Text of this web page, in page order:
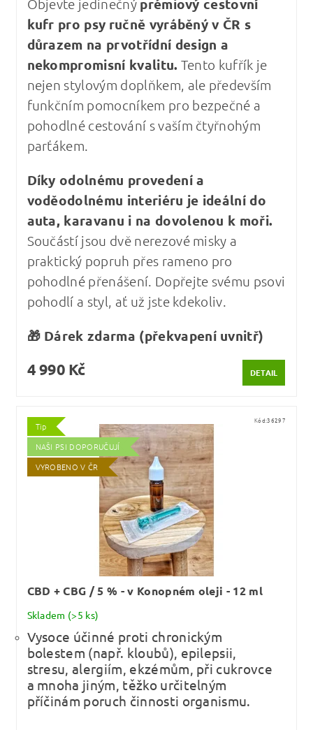
prémiový cestovní
kufr pro psy ručně vyráběný v ČR s
důrazem na prvotřídní design a
nekompromisní kvalitu. Tento kufřík je
nejen stylovým doplňkem, ale především
funkčním pomocníkem pro bezpečné a
pohodlné cestování s vaším čtyřnohým
parťákem.
Díky odolnému provedení a
voděodolnému interiéru je ideální do
auta, karavanu i na dovolenou k moři.
Součástí jsou dvě nerezové misky a
praktický popruh přes rameno pro
pohodlné přenášení. Dopřejte svému psovi
pohodlí a styl, ať už jste kdekoliv.
🎁 Dárek zdarma (překvapení uvnitř)
4 990 Kč DETAIL
Tip
NAŠI PSI DOPORUČUJÍ
VYROBENO V ČR
Kód:36297
CBD + CBG / 5 % - v Konopném oleji - 12 ml
Skladem (>5 ks)
Vysoce účinné proti chronickým
bolestem (např. kloubů), epilepsii,
stresu, alergiím, ekzémům, při cukrovce
a mnoha jiným, těžko určitelným
příčinám poruch činnosti organismu.